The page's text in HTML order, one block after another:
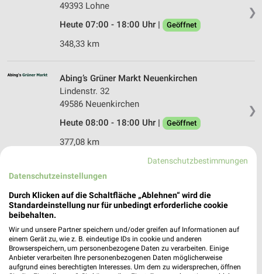
❯
49393 Lohne
Heute 07:00 - 18:00 Uhr |
Geöffnet
348,33 km
❯
Abing’s Grüner Markt Neuenkirchen
Lindenstr. 32
49586 Neuenkirchen
Heute 08:00 - 18:00 Uhr |
Geöffnet
377,08 km
Nowebau Fürstenau
Werner-von-Siemens-Str. 2
49584 Fürstenau
386,79 km
Datenschutzbestimmungen
Datenschutzeinstellungen
Durch Klicken auf die Schaltfläche „Ablehnen“ wird die
Standardeinstellung nur für unbedingt erforderliche cookie
beibehalten.
Wir und unsere Partner speichern und/oder greifen auf Informationen auf
einem Gerät zu, wie z. B. eindeutige IDs in cookie und anderen
Browserspeichern, um personenbezogene Daten zu verarbeiten. Einige
Anbieter verarbeiten Ihre personenbezogenen Daten möglicherweise
aufgrund eines berechtigten Interesses. Um dem zu widersprechen, öffnen